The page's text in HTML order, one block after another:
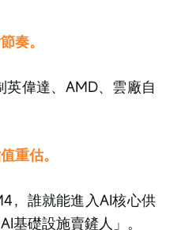
奏。
偉達、AMD、雲廠自
重估。
，誰就能進入AI核心供
基礎設施賣鏟人」。